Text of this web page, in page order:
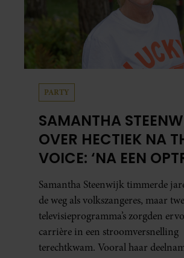
PARTY
SAMANTHA
OVER HECTIEK NA
VOICE: ‘NA EEN
MOEST IK IN DE AUTO
KOTSEN’
Samantha Steenwijk timmerde
de weg als volkszangeres, maar
televisieprogramma’s zorgden
carrière in een stroomversnelling
terechtkwam. Vooral haar